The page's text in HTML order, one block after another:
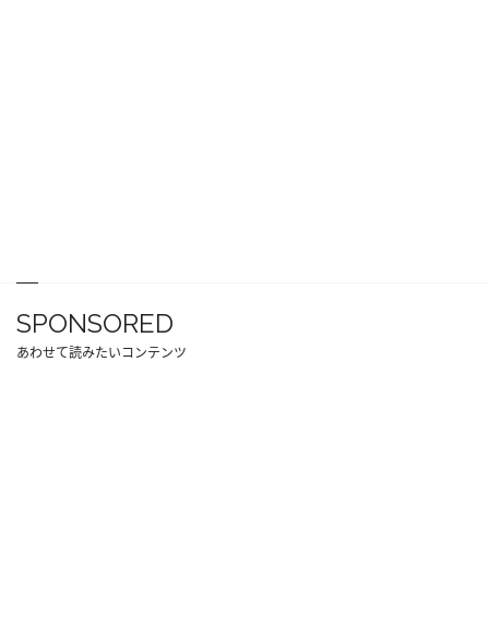
SPONSORED
あわせて読みたいコンテンツ